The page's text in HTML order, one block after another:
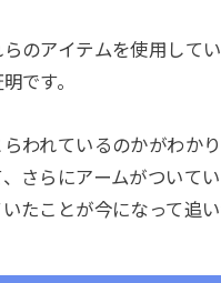
のアイテムを使用して
です。
われているのかがわか
さらにアームがついて
たことが今になって追